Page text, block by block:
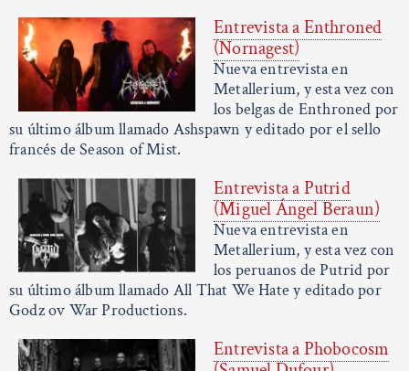
Entrevista a Enthroned
(Nornagest)
Nueva entrevista en
Metallerium, y esta vez con
los belgas de Enthroned por
su último álbum llamado Ashspawn y editado por el sello
francés de Season of Mist.
Entrevista a Putrid
(Miguel Ángel Beraun)
Nueva entrevista en
Metallerium, y esta vez con
los peruanos de Putrid por
su último álbum llamado All That We Hate y editado por
Godz ov War Productions.
Entrevista a Phobocosm